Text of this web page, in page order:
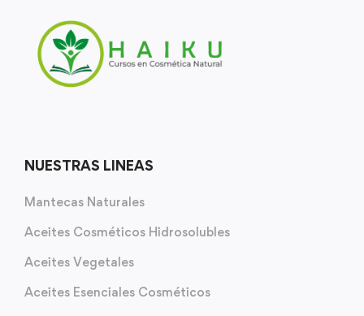
NUESTRAS LINEAS
Mantecas Naturales
Aceites Cosméticos Hidrosolubles
Aceites Vegetales
Aceites Esenciales Cosméticos